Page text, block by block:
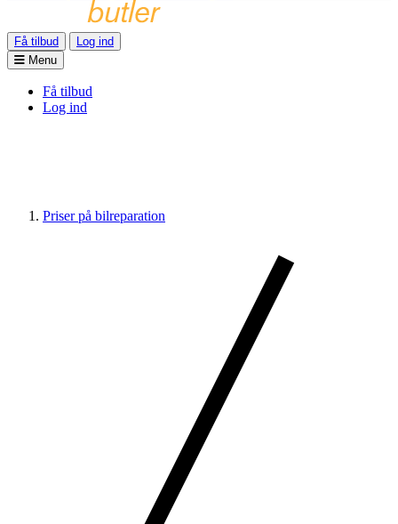
Få tilbud
Log ind
Menu
Få tilbud
Log ind
Priser på bilreparation